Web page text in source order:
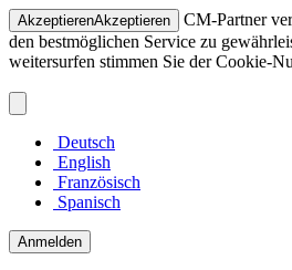
AkzeptierenAkzeptieren
CM-Partner
den bestmöglichen Service zu
weitersurfen stimmen Sie der Cookie-
Deutsch
English
Französisch
Spanisch
Anmelden